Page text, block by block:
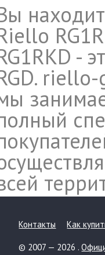
-
Контакты Как
© 2007 — 2026 .